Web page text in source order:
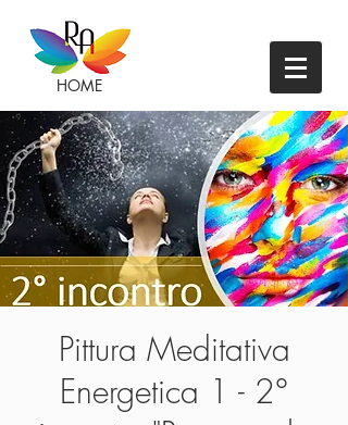
HOME
Pittura Meditativa
Energetica 1 - 2°